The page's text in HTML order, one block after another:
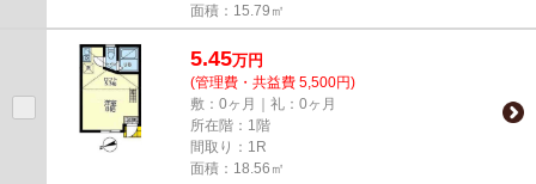
面積：15.79㎡
5.45万円
(管理費・共益費 5,500円)
敷：0ヶ月｜礼：0ヶ月
所在階：1階
間取り：1R
面積：18.56㎡